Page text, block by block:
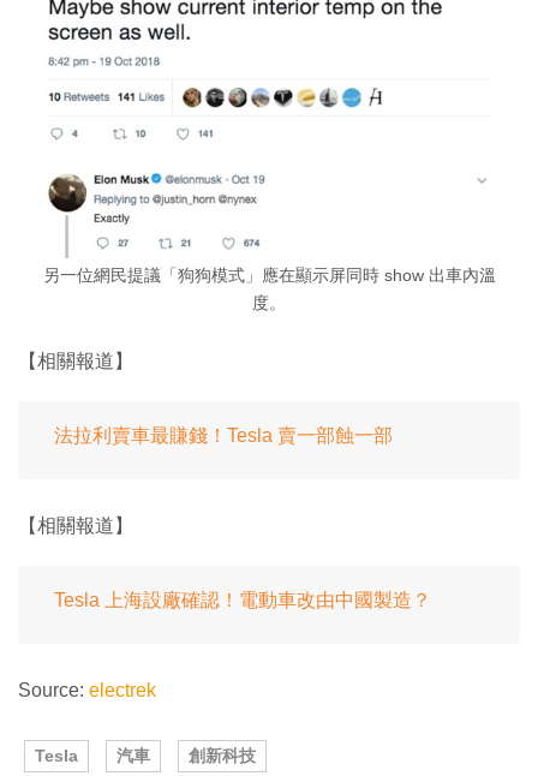
另一位網民提議「狗狗模式」應在顯示屏同時 show 出車內溫
度。
【相關報道】
法拉利賣車最賺錢！Tesla 賣一部蝕一部
【相關報道】
Tesla 上海設廠確認！電動車改由中國製造？
Source: electrek
Tesla 汽車 創新科技